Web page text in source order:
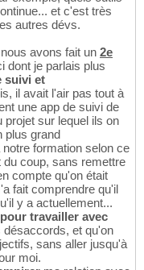
et c'est très
autres dévs.
avons fait un 2e
dont je parlais plus
suivi et
il avait l'air pas tout à
une app de suivi de
projet sur lequel ils on
plus grand
formation selon ce
coup, sans remettre
compte qu'on était
fait comprendre qu'il
y a actuellement...
travailler avec
désaccords, et qu'on
sans aller jusqu'à
moi.